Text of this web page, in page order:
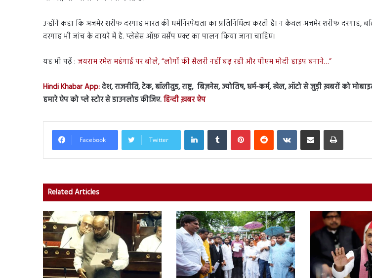
उन्होंने कहा कि अजमेर शरीफ दरगाह भारत की धर्मनिरपेक्षता का प्रतिनिधित्व करती है। न केवल अजमेर शरीफ दरगाह,
दरगाह भी जांच के दायरे में है. प्लेसेस ऑफ़ वर्सेप एक्ट का पालन किया जाना चाहिए।
यह भी पढ़ें : जयराम रमेश महंगाई पर बोले, “लोगों की सैलरी नहीं बढ़ रही और पीएम मोदी हाइप बनाने…”
Hindi Khabar App:देश, राजनीति, टेक, बॉलीवुड, राष्ट्र, बिज़नेस, ज्योतिष, धर्म-कर्म, खेल, ऑटो से जुड़ी ख़बरों को
हमारे ऐप को प्ले स्टोर से डाउनलोड कीजिए.हिन्दी ख़बर ऐप
Facebook Twitter
LinkedInTumblr PinterestReddit VKontakteShare via Email Print
Related Articles